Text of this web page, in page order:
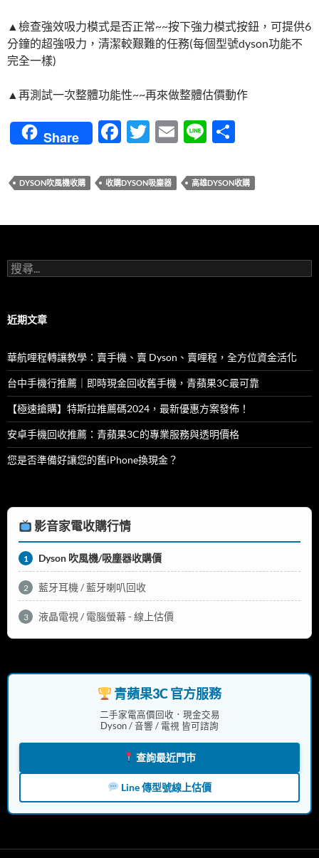
▲檢查強效吸力模式是否正常~~按下強力模式按鈕，可提供6
分鐘的超強吸力，清潔較艱難的任務(每個型號dyson功能不
完全一樣)
▲再測試一次整體功能性~~再來做整體估價動作
Share
F
e
b
o
k
T
itt
er
E
ail
Li
e
DYSON吹風機收購 收購DYSON吸塵器 高雄DYSON收購
搜
尋
字:
近期文章
華航哩程轉讓教學：賣手機、賣 Dyson、賣哩程，全方位資金活化
台中手機行推薦｜即時現金回收舊手機，青蘋果3C最可靠
【極速搶購】特斯拉推薦碼2024，最新優惠方案發佈！
安卓手機回收推薦：青蘋果3C的專業服務與透明價格
您是否準備好讓您的舊iPhone換現金？
影音家電收購行情
1 Dyson 吹風機/吸塵器收購價
2 藍牙耳機 / 藍牙喇叭回收
3 液晶電視 / 電腦螢幕 - 線上估價
青蘋果3C 官方服務
二手家電高價回收．現金交易
Dyson / 音響 / 電視 皆可諮詢
查詢最近門市
Line 傳型號線上估價